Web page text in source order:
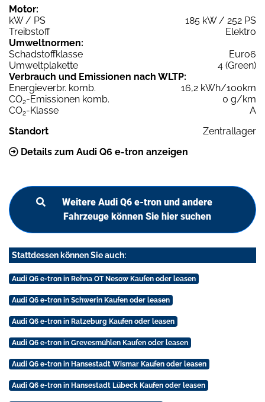
Motor:
kW / PS
185 kW / 252 PS
Treibstoff
Elektro
Umweltnormen:
Schadstoffklasse
Euro6
Umweltplakette
4 (Green)
Verbrauch und Emissionen nach WLTP:
Energieverbr. komb.
16,2 kWh/100km
CO2-Emissionen komb.
0 g/km
CO2-Klasse
A
Standort
Zentrallager
Details zum Audi Q6 e-tron anzeigen
Weitere Audi Q6 e-tron und andere
Fahrzeuge können Sie hier suchen
Stattdessen können Sie auch:
Audi Q6 e-tron in Rehna OT Nesow Kaufen oder leasen
Audi Q6 e-tron in Schwerin Kaufen oder leasen
Audi Q6 e-tron in Ratzeburg Kaufen oder leasen
Audi Q6 e-tron in Grevesmühlen Kaufen oder leasen
Audi Q6 e-tron in Hansestadt Wismar Kaufen oder leasen
Audi Q6 e-tron in Hansestadt Lübeck Kaufen oder leasen